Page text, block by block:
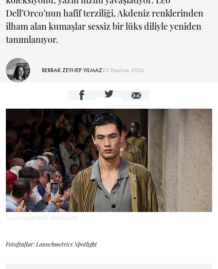
Dell’Orco’nun hafif terziliği, Akdeniz renklerinden
ilham alan kumaşlar sessiz bir lüks diliyle yeniden
tanımlanıyor.
BERRAK ZEYNEP YILMAZ23 Haziran 2026
LAUNCHMETRICS SPOTLIGHT
Fotoğraflar: Launchmetrics Spotlight